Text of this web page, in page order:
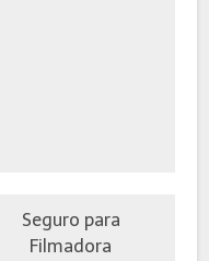
Seguro para
Filmadora